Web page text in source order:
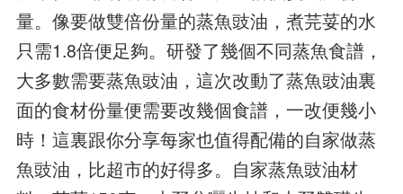
量。像要做雙倍份量的蒸魚豉油，煮芫荽的水
只需1.8倍便足夠。研發了幾個不同蒸魚食譜，
大多數需要蒸魚豉油，這次改動了蒸魚豉油裏
面的食材份量便需要改幾個食譜，一改便幾小
時！這裏跟你分享每家也值得配備的自家做蒸
魚豉油，比超市的好得多。自家蒸魚豉油材